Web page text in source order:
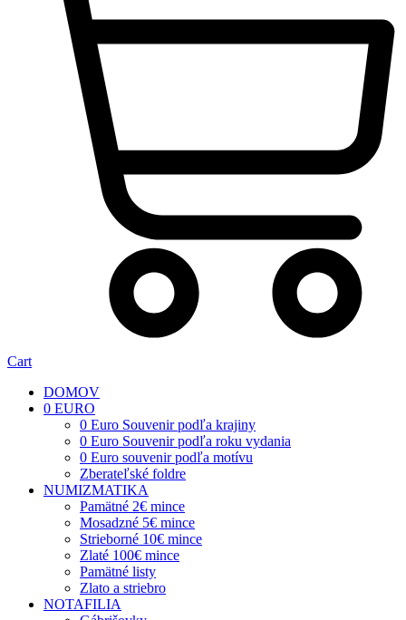
Cart
DOMOV
0 EURO
0 Euro Souvenir podľa krajiny
0 Euro Souvenir podľa roku vydania
0 Euro souvenir podľa motívu
Zberateľské foldre
NUMIZMATIKA
Pamätné 2€ mince
Mosadzné 5€ mince
Strieborné 10€ mince
Zlaté 100€ mince
Pamätné listy
Zlato a striebro
NOTAFILIA